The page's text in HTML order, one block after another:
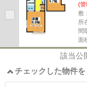
(
敷
所
間
面
該当公
チェックした物件